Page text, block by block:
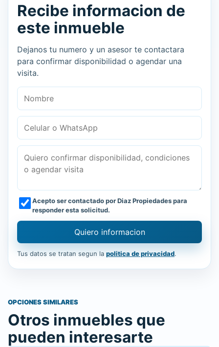
Recibe informacion de
este inmueble
Dejanos tu numero y un asesor te contactara
para confirmar disponibilidad o agendar una
visita.
Nombre
Celular o WhatsApp
Mensaje
Acepto ser contactado por Diaz Propiedades para
responder esta solicitud.
Quiero informacion
Tus datos se tratan segun la politica de privacidad.
OPCIONES SIMILARES
Otros inmuebles que
pueden interesarte